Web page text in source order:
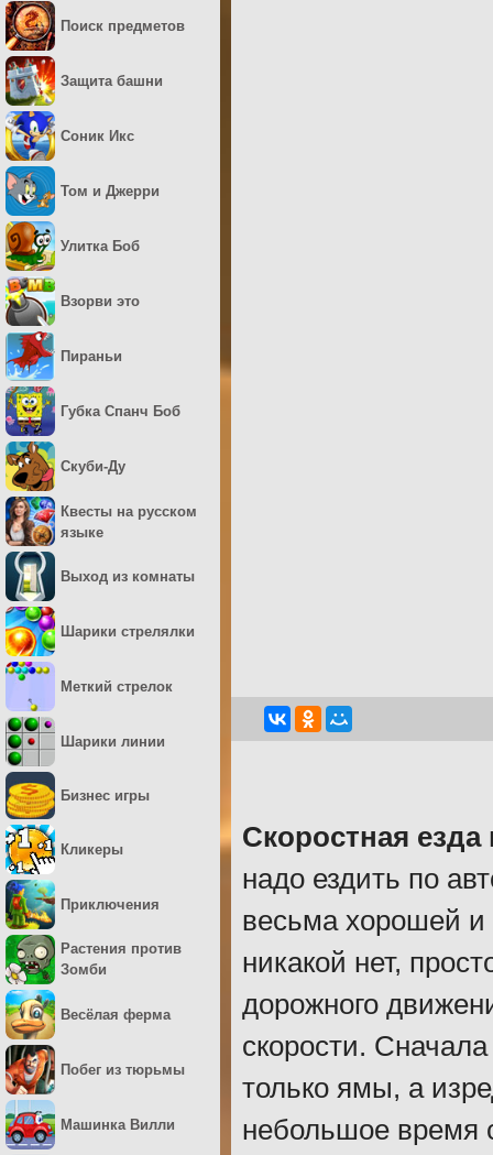
Скоростная
надо ездить по
весьма хорошей и
никакой нет,
дорожного
скорости.
только ямы, а
небольшое время
Поиск предметов
Защита башни
Соник Икс
Том и Джерри
Улитка Боб
Взорви это
Пираньи
Губка Спанч Боб
Скуби-Ду
Квесты на русском
языке
Выход из комнаты
Шарики стрелялки
Меткий стрелок
Шарики линии
Бизнес игры
Кликеры
Приключения
Растения против
Зомби
Весёлая ферма
Побег из тюрьмы
Машинка Вилли